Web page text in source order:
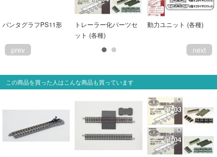
パンタグラフPS11形
トレーラー化パーツセ
ット (各種)
動力ユニット (各種)
prev next
この商品を買った人はこんな商品も買っています